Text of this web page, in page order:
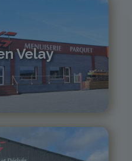
Velay
01 13 30
sa.fr